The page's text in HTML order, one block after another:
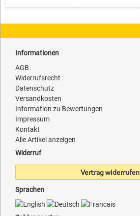
Informationen
AGB
Widerrufsrecht
Datenschutz
Versandkosten
Information zu Bewertungen
Impressum
Kontakt
Alle Artikel anzeigen
Widerruf
Vertrag widerrufen
Sprachen